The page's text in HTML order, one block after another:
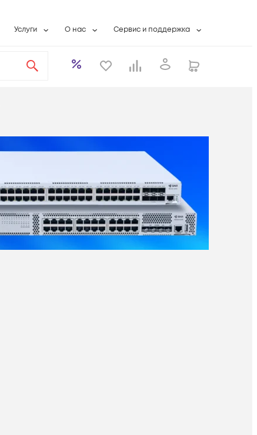
Услуги
Системная интеграция
О нас
Контактная информация
Вакансии
Сервис и поддержка
Контакты сервисных центров
Условия оказания услуг